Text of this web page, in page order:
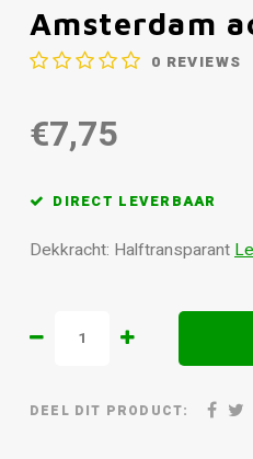
Amsterdam
0 REVIEWS
€7,75
DIRECT LEVERBAAR
Dekkracht: Halftransparant
DEEL DIT PRODUCT: